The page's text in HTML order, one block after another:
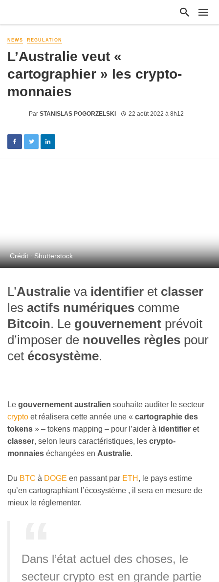
NEWS REGULATION
L’Australie veut «
cartographier » les crypto-
monnaies
Par STANISLAS POGORZELSKI 22 août 2022 à 8h12
Crédit : Shutterstock
L’Australie va identifier et classer
les actifs numériques comme
Bitcoin. Le gouvernement prévoit
d’imposer de nouvelles règles pour
cet écosystème.
Le gouvernement australien souhaite auditer le secteur
crypto et réalisera cette année une « cartographie des
tokens » – tokens mapping – pour l’aider à identifier et
classer, selon leurs caractéristiques, les crypto-
monnaies échangées en Australie.
Du BTC à DOGE en passant par ETH , le pays estime
qu’en cartographiant l’écosystème , il sera en mesure de
mieux le réglementer.
Dans l’état actuel des choses, le
secteur crypto est en grande partie